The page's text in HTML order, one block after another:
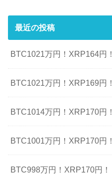
最近の投稿
BTC1021万円！XRP164円！
BTC1021万円！XRP169円！
BTC1014万円！XRP170円！
BTC1001万円！XRP170円！
BTC998万円！XRP170円！